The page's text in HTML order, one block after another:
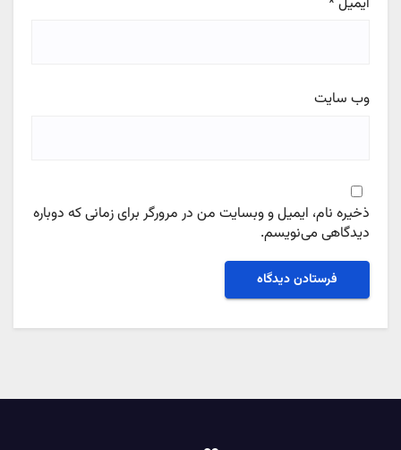
وب‌ سایت
ذخیره نام، ایمیل و وبسایت من در مرورگر برای زمانی که دوباره
دیدگاهی می‌نویسم.